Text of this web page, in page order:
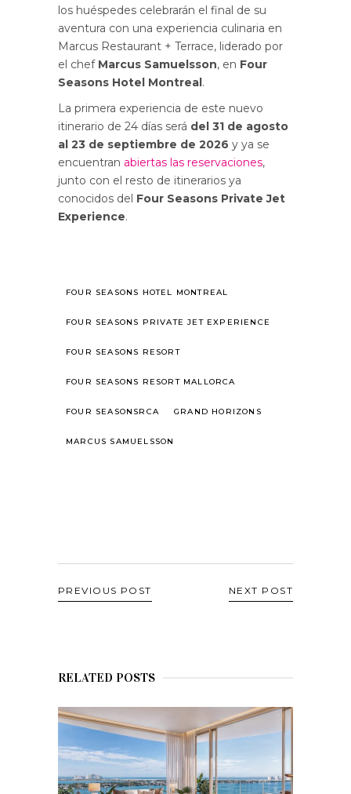
los huéspedes celebrarán el final de su
aventura con una experiencia culinaria en
Marcus Restaurant + Terrace, liderado por
el chef Marcus Samuelsson, en Four
Seasons Hotel Montreal .
La primera experiencia de este nuevo
itinerario de 24 días será del 31 de agosto
al 23 de septiembre de 2026 y ya se
encuentran abiertas las reservaciones,
junto con el resto de itinerarios ya
conocidos del Four Seasons Private Jet
Experience.
FOUR SEASONS HOTEL MONTREAL
FOUR SEASONS PRIVATE JET EXPERIENCE
FOUR SEASONS RESORT
FOUR SEASONS RESORT MALLORCA
FOUR SEASONSRCA GRAND HORIZONS
MARCUS SAMUELSSON
PREVIOUS POST NEXT POST
RELATED POSTS